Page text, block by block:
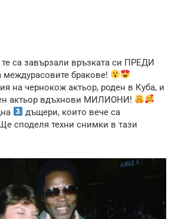
те са завързали връзката си ПРЕДИ
междурасовите бракове!
на чернокож актьор, роден в Куба, и
актьор вдъхнови МИЛИОНИ!
дъщери, които вече са
споделя техни снимки в тази